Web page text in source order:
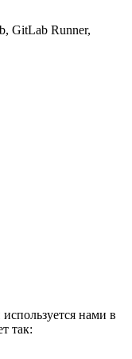
GitLab Runner,
нами в
так: